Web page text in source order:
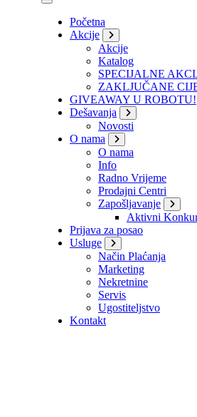
Početna
Akcije
Akcije
Katalog
SPECIJALNE
ZAKLJUČANE
GIVEAWAY U ROBOTU!
Dešavanja
Novosti
O nama
O nama
Info
Radno Vrijeme
Prodajni Centri
Zapošljavanje
Aktivni
Prijava za posao
Usluge
Način Plaćanja
Marketing
Nekretnine
Servis
Ugostiteljstvo
Kontakt